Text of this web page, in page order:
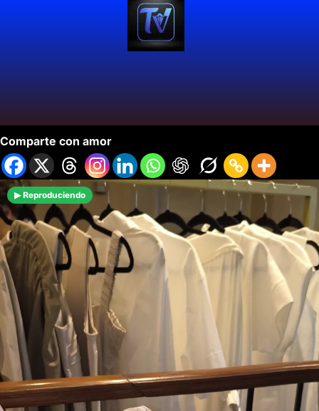
Comparte con amor